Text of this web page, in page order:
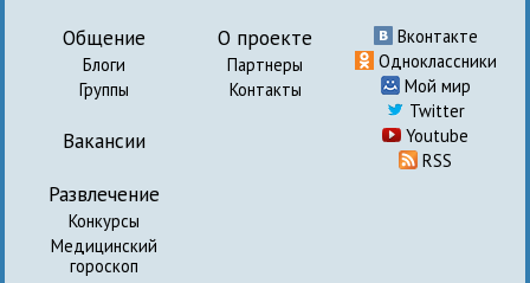
Общение
Блоги
Группы
Вакансии
Развлечение
Конкурсы
Медицинский
гороскоп
О проекте
Партнеры
Контакты
Вконтакте
Одноклассники
Мой мир
Twitter
Youtube
RSS